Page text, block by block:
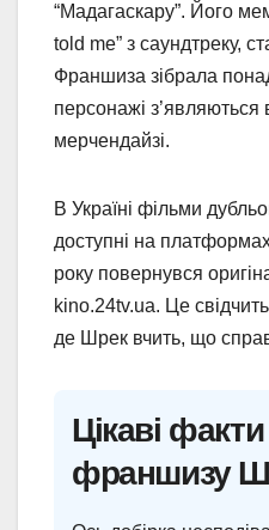
“Мадагаскару”. Його
told me” з саундтреку,
Франшиза зібрала
персонажі з’являються
мерчендайзі.
В Україні фільми
доступні на
року повернувся
kino.24tv.ua. Це
де Шрек вчить, що
Цікаві
франшизу